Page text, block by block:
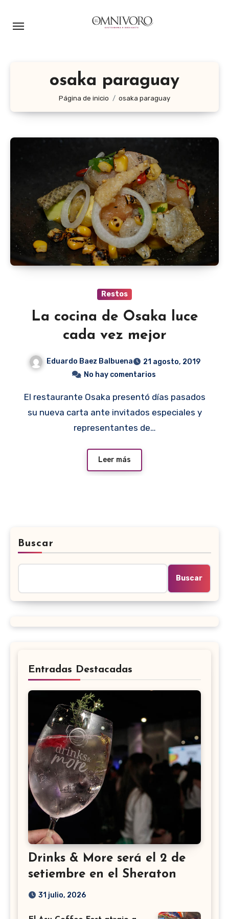
osaka paraguay
Página de inicio osaka paraguay
Restos
La cocina de Osaka luce
cada vez mejor
Eduardo Baez Balbuena
21 agosto, 2019
No hay comentarios
El restaurante Osaka presentó días pasados
su nueva carta ante invitados especiales y
representantes de…
Leer más
Buscar
Buscar
Entradas Destacadas
Drinks & More será el 2 de
setiembre en el Sheraton
31 julio, 2026